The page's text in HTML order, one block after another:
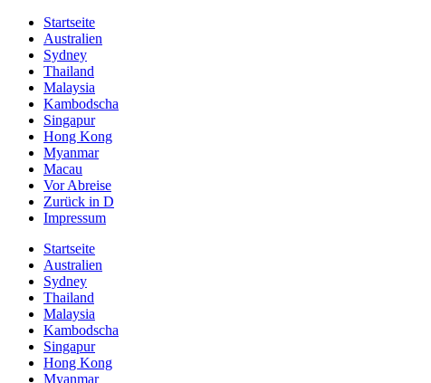
Startseite
Australien
Sydney
Thailand
Malaysia
Kambodscha
Singapur
Hong Kong
Myanmar
Macau
Vor Abreise
Zurück in D
Impressum
Startseite
Australien
Sydney
Thailand
Malaysia
Kambodscha
Singapur
Hong Kong
Myanmar